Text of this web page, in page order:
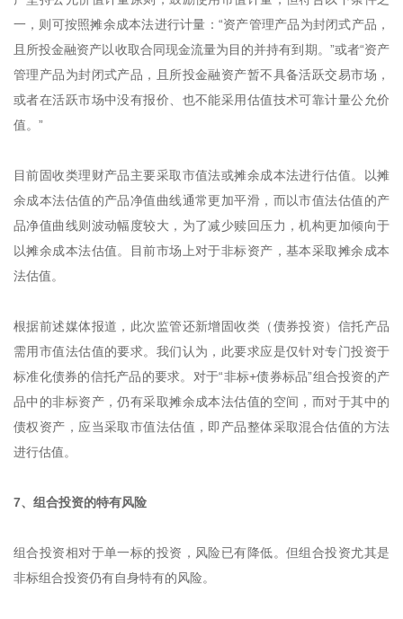
一，则可按照摊余成本法进行计量：“资产管理产品为封闭式产品，
且所投金融资产以收取合同现金流量为目的并持有到期。”或者“资产
管理产品为封闭式产品，且所投金融资产暂不具备活跃交易市场，
或者在活跃市场中没有报价、也不能采用估值技术可靠计量公允价
值。”
目前固收类理财产品主要采取市值法或摊余成本法进行估值。以摊
余成本法估值的产品净值曲线通常更加平滑，而以市值法估值的产
品净值曲线则波动幅度较大，为了减少赎回压力，机构更加倾向于
以摊余成本法估值。目前市场上对于非标资产，基本采取摊余成本
法估值。
根据前述媒体报道，此次监管还新增固收类（债券投资）信托产品
需用市值法估值的要求。我们认为，此要求应是仅针对专门投资于
标准化债券的信托产品的要求。对于“非标+债券标品”组合投资的产
品中的非标资产，仍有采取摊余成本法估值的空间，而对于其中的
债权资产，应当采取市值法估值，即产品整体采取混合估值的方法
进行估值。
7、组合投资的特有风险
组合投资相对于单一标的投资，风险已有降低。但组合投资尤其是
非标组合投资仍有自身特有的风险。